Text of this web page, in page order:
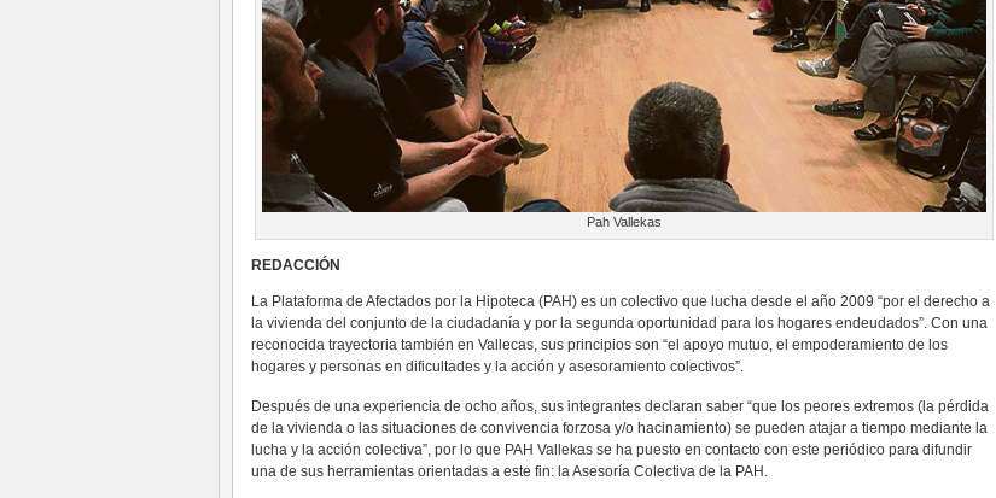
Pah Vallekas
REDACCIÓN
La Plataforma de Afectados por la Hipoteca (PAH) es un colectivo que lucha desde el año 2009 “por el derecho a
la vivienda del conjunto de la ciudadanía y por la segunda oportunidad para los hogares endeudados”. Con una
reconocida trayectoria también en Vallecas, sus principios son “el apoyo mutuo, el empoderamiento de los
hogares y personas en dificultades y la acción y asesoramiento colectivos”.
Después de una experiencia de ocho años, sus integrantes declaran saber “que los peores extremos (la pérdida
de la vivienda o las situaciones de convivencia forzosa y/o hacinamiento) se pueden atajar a tiempo mediante la
lucha y la acción colectiva”, por lo que PAH Vallekas se ha puesto en contacto con este periódico para difundir
una de sus herramientas orientadas a este fin: la Asesoría Colectiva de la PAH.